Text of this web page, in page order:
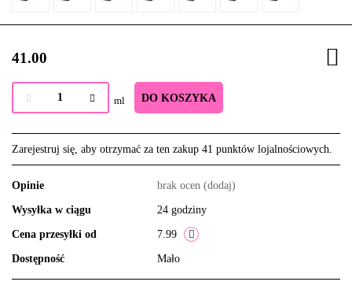
41.00
ml DO KOSZYKA
Zarejestruj się, aby otrzymać za ten zakup 41 punktów lojalnościowych.
Opinie brak ocen (dodaj)
Wysyłka w ciągu 24 godziny
Cena przesyłki od 7.99
Dostępność Mało